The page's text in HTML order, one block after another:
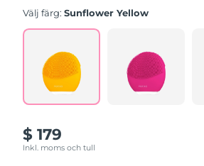
Read
Reviews.
samma
sida.
Välj färg:Sunflower Yellow
$ 179
Inkl. moms och tull